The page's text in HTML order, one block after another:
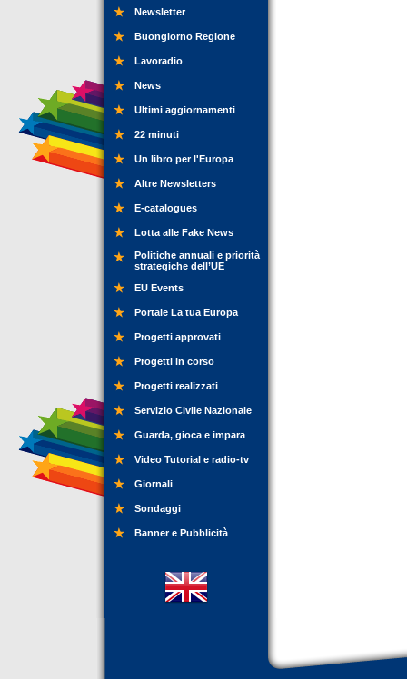
Newsletter
Buongiorno Regione
Lavoradio
News
Ultimi aggiornamenti
22 minuti
Un libro per l'Europa
Altre Newsletters
E-catalogues
Lotta alle Fake News
Politiche annuali e priorità
strategiche dell’UE
EU Events
Portale La tua Europa
Progetti approvati
Progetti in corso
Progetti realizzati
Servizio Civile Nazionale
Guarda, gioca e impara
Video Tutorial e radio-tv
Giornali
Sondaggi
Banner e Pubblicità